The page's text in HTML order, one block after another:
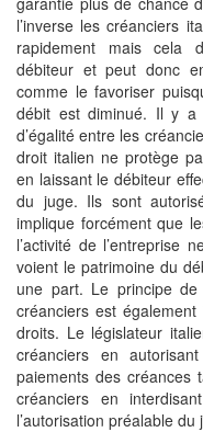
l’inverse les créanciers
rapidement mais cela
débiteur et peut donc
comme le favoriser
débit est diminué. Il y a
d’égalité entre les
droit italien ne protège
en laissant le débiteur
du juge. Ils sont
implique forcément que
l’activité de l’entreprise
voient le patrimoine du
une part. Le principe
créanciers est
droits. Le législateur
créanciers en
paiements des créances
créanciers en
l’autorisation préalable du